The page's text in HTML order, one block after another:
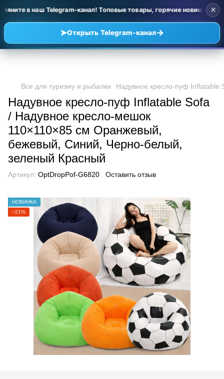
в наш Telegram-канал! Топовые товары, горячие новинки и
➤Открыть Telegram-канал→
×
Все для туризму и рыбалки Надувное кресло-пуф
Надувное кресло-пуф Inflatable Sofa
/ Надувное кресло-мешок
110×110×85 см Оранжевый,
бежевый, Синий, Черно-белый,
зеленый Красный
Артикул: OptDropPof-G6820 Оставить отзыв
НОВИНКА
−21%